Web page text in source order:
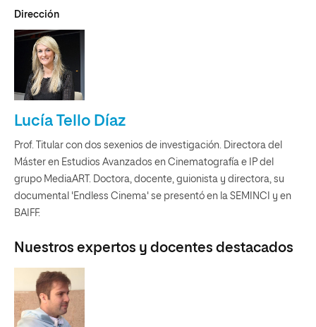
Dirección
Lucía Tello Díaz
Prof. Titular con dos sexenios de investigación. Directora del
Máster en Estudios Avanzados en Cinematografía e IP del
grupo MediaART. Doctora, docente, guionista y directora, su
documental 'Endless Cinema' se presentó en la SEMINCI y en
BAIFF.
Nuestros expertos y docentes destacados